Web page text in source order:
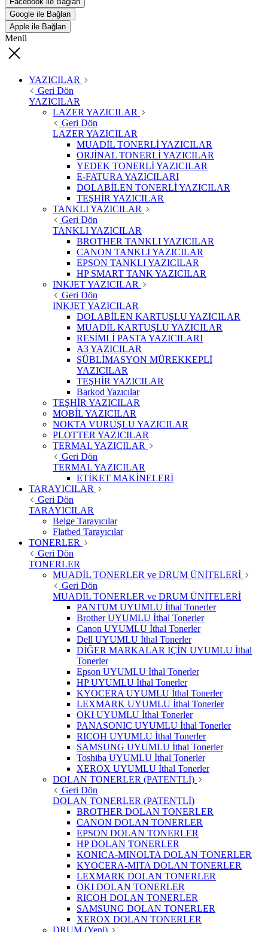
Google ile Bağlan
Apple ile Bağlan
Menü
YAZICILAR
Geri Dön
YAZICILAR
LAZER YAZICILAR
Geri Dön
LAZER YAZICILAR
MUADİL TONERLİ YAZICILAR
ORJİNAL TONERLİ YAZICILAR
YEDEK TONERLİ YAZICILAR
E-FATURA YAZICILARI
DOLABİLEN TONERLİ YAZICILAR
TEŞHİR YAZICILAR
TANKLI YAZICILAR
Geri Dön
TANKLI YAZICILAR
BROTHER TANKLI YAZICILAR
CANON TANKLI YAZICILAR
EPSON TANKLI YAZICILAR
HP SMART TANK YAZICILAR
INKJET YAZICILAR
Geri Dön
INKJET YAZICILAR
DOLABİLEN KARTUŞLU YAZICILAR
MUADİL KARTUŞLU YAZICILAR
RESİMLİ PASTA YAZICILARI
A3 YAZICILAR
SÜBLİMASYON MÜREKKEPLİ
YAZICILAR
TEŞHİR YAZICILAR
Barkod Yazıcılar
TEŞHİR YAZICILAR
MOBİL YAZICILAR
NOKTA VURUŞLU YAZICILAR
PLOTTER YAZICILAR
TERMAL YAZICILAR
Geri Dön
TERMAL YAZICILAR
ETİKET MAKİNELERİ
TARAYICILAR
Geri Dön
TARAYICILAR
Belge Tarayıcılar
Flatbed Tarayıcılar
TONERLER
Geri Dön
TONERLER
MUADİL TONERLER ve DRUM ÜNİTELERİ
Geri Dön
MUADİL TONERLER ve DRUM ÜNİTELERİ
PANTUM UYUMLU İthal Tonerler
Brother UYUMLU İthal Tonerler
Canon UYUMLU İthal Tonerler
Dell UYUMLU İthal Tonerler
DİĞER MARKALAR İÇİN UYUMLU İthal
Tonerler
Epson UYUMLU İthal Tonerler
HP UYUMLU İthal Tonerler
KYOCERA UYUMLU İthal Tonerler
LEXMARK UYUMLU İthal Tonerler
OKI UYUMLU İthal Tonerler
PANASONIC UYUMLU İthal Tonerler
RICOH UYUMLU İthal Tonerler
SAMSUNG UYUMLU İthal Tonerler
Toshiba UYUMLU İthal Tonerler
XEROX UYUMLU İthal Tonerler
DOLAN TONERLER (PATENTLİ)
Geri Dön
DOLAN TONERLER (PATENTLİ)
BROTHER DOLAN TONERLER
CANON DOLAN TONERLER
EPSON DOLAN TONERLER
HP DOLAN TONERLER
KONICA-MINOLTA DOLAN TONERLER
KYOCERA-MITA DOLAN TONERLER
LEXMARK DOLAN TONERLER
OKI DOLAN TONERLER
RICOH DOLAN TONERLER
SAMSUNG DOLAN TONERLER
XEROX DOLAN TONERLER
DRUM (Yeni)